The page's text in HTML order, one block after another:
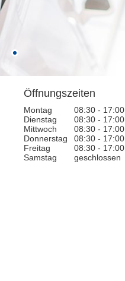
Öffnungszeiten
Montag
08:30 - 17:00
Dienstag
08:30 - 17:00
Mittwoch
08:30 - 17:00
Donnerstag
08:30 - 17:00
Freitag
08:30 - 17:00
Samstag
geschlossen